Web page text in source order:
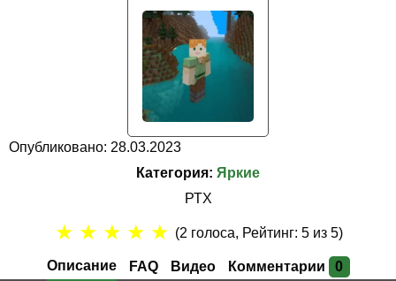
Опубликовано: 28.03.2023
Категория: Яркие
РТХ
Описание FAQ Видео Комментарии 0
★ ★ ★ ★ ★ (2 голоса, Рейтинг: 5из 5)